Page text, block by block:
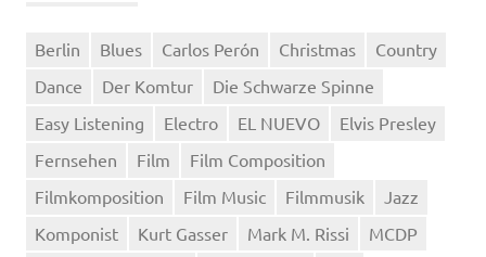
Berlin Blues Carlos Perón Christmas
Country
Dance
Der Komtur
Die Schwarze Spinne
Easy Listening
Electro EL NUEVO
Elvis Presley
Fernsehen
Film
Film Composition
Filmkomposition
Film Music Filmmusik
Jazz
Komponist
Kurt Gasser Mark M. Rissi
MCDP